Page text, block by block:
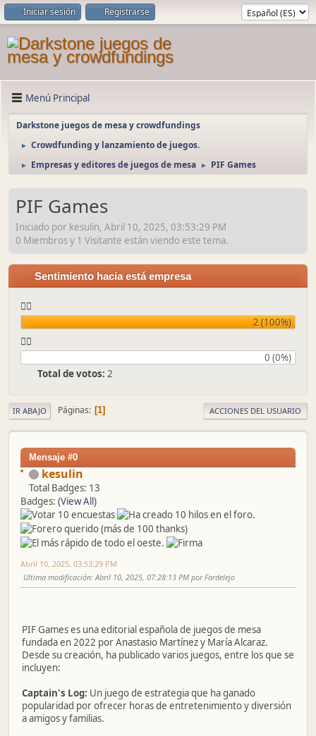
Iniciar sesión Registrarse
Menú Principal
Darkstone juegos de mesa y crowdfundings
► Crowdfunding y lanzamiento de juegos.
► Empresas y editores de juegos de mesa ► PIF Games
PIF Games
Iniciado por kesulin, Abril 10, 2025, 03:53:29 PM
0 Miembros y 1 Visitante están viendo este tema.
Sentimiento hacia está empresa
👍🏼
2 (100%)
👎🏼
0 (0%)
Total de votos: 2
IR ABAJO Páginas 1 ACCIONES DEL USUARIO
Mensaje #0
kesulin
Total Badges: 13
Badges: (View All)
Abril 10, 2025, 03:53:29 PM
Ultima modificación: Abril 10, 2025, 07:28:13 PM por Fardelejo
​PIF Games es una editorial española de juegos de mesa
fundada en 2022 por Anastasio Martínez y María Alcaraz.
Desde su creación, ha publicado varios juegos, entre los que se
incluyen:​
Captain's Log: Un juego de estrategia que ha ganado
popularidad por ofrecer horas de entretenimiento y diversión
a amigos y familias. ​